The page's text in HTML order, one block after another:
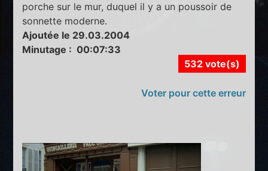
porche sur le mur, duquel il y a un poussoir de
sonnette moderne.
Ajoutée le 29.03.2004
Minutage : 00:07:33
532 vote(s)
Voter pour cette erreur